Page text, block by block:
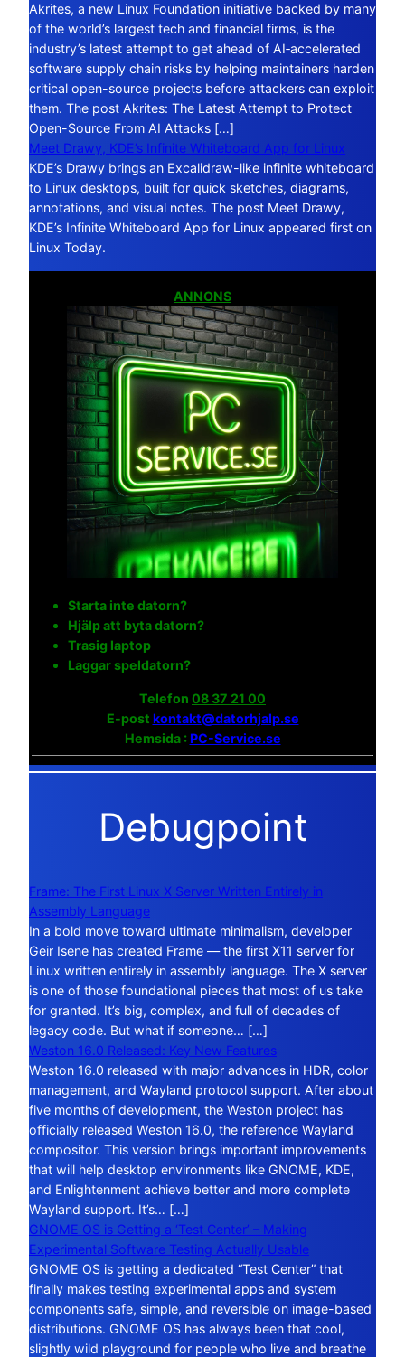
Akrites, a new Linux Foundation initiative backed by many
of the world’s largest tech and financial firms, is the
industry’s latest attempt to get ahead of AI‑accelerated
software supply chain risks by helping maintainers harden
critical open-source projects before attackers can exploit
them. The post Akrites: The Latest Attempt to Protect
Open-Source From AI Attacks […]
Meet Drawy, KDE’s Infinite Whiteboard App for Linux
KDE’s Drawy brings an Excalidraw-like infinite whiteboard
to Linux desktops, built for quick sketches, diagrams,
annotations, and visual notes. The post Meet Drawy,
KDE’s Infinite Whiteboard App for Linux appeared first on
Linux Today.
ANNONS
Starta inte datorn?
Hjälp att byta datorn?
Trasig laptop
Laggar speldatorn?
Telefon 08 37 21 00
E-post kontakt@datorhjalp.se
Hemsida :PC-Service.se
Debugpoint
Frame: The First Linux X Server Written Entirely in
Assembly Language
In a bold move toward ultimate minimalism, developer
Geir Isene has created Frame — the first X11 server for
Linux written entirely in assembly language. The X server
is one of those foundational pieces that most of us take
for granted. It’s big, complex, and full of decades of
legacy code. But what if someone… […]
Weston 16.0 Released: Key New Features
Weston 16.0 released with major advances in HDR, color
management, and Wayland protocol support. After about
five months of development, the Weston project has
officially released Weston 16.0, the reference Wayland
compositor. This version brings important improvements
that will help desktop environments like GNOME, KDE,
and Enlightenment achieve better and more complete
Wayland support. It’s… […]
GNOME OS is Getting a ‘Test Center’ – Making
Experimental Software Testing Actually Usable
GNOME OS is getting a dedicated “Test Center” that
finally makes testing experimental apps and system
components safe, simple, and reversible on image-based
distributions. GNOME OS has always been that cool,
slightly wild playground for people who live and breathe